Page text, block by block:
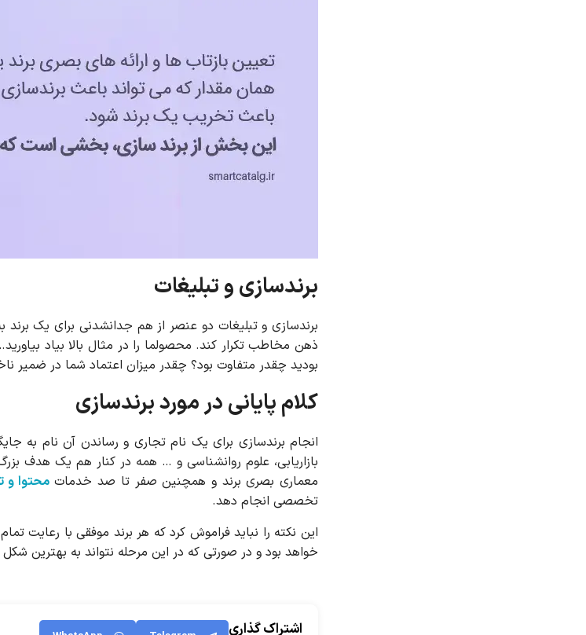
برندسازی و تبلیغات
برندسازی و تبلیغات دو عنصر از هم جدانشدنی برای یک
بودید چقدر متفاوت بود؟ چقدر میزان اعتماد شما در ضمیر
کلام پایانی در مورد برندسازی
انجام برندسازی برای یک نام تجاری و رساندن آن نام به
بازاریابی، علوم روانشناسی و … همه در کنار هم یک هدف
معماری بصری برند و همچنین صفر تا صد خدماتمحتوا و
تخصصی انجام دهد.
این نکته را نباید فراموش کرد که هر برند موفقی با رعایت
خواهد بود و در صورتی که در این مرحله نتواند به بهترین
اشتراک گذاری